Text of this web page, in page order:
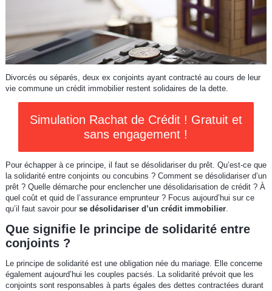
Divorcés ou séparés, deux ex conjoints ayant contracté au cours de leur
vie commune un crédit immobilier restent solidaires de la dette.
Simulation Rachat de Crédit ! Gratuit et
sans engagement !
Pour échapper à ce principe, il faut se désolidariser du prêt. Qu’est-ce que
la solidarité entre conjoints ou concubins ? Comment se désolidariser d’un
prêt ? Quelle démarche pour enclencher une désolidarisation de crédit ? À
quel coût et quid de l’assurance emprunteur ? Focus aujourd’hui sur ce
qu’il faut savoir pourse désolidariser d’un crédit immobilier.
Que signifie le principe de solidarité entre
conjoints ?
Le principe de solidarité est une obligation née du mariage. Elle concerne
également aujourd’hui les couples pacsés. La solidarité prévoit que les
conjoints sont responsables à parts égales des dettes contractées durant